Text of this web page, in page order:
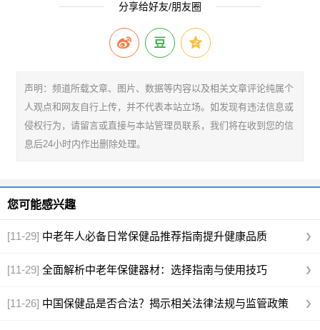
分享给好友/朋友圈
声明：频道所载文章、图片、数据等内容以及相关文章评论纯属个
人观点和网友自行上传，并不代表本站立场。如发现有违法信息或
侵权行为，请留言或直接与本站管理员联系，我们将在收到您的信
息后24小时内作出删除处理。
您可能感兴趣
[11-29] 中老年人必备日常保健品推荐指南提升健康品质
[11-29] 全面解析中老年保健器材：选择指南与使用技巧
[11-26] 中国保健品是否合法？揭示相关法律法规与监管政策